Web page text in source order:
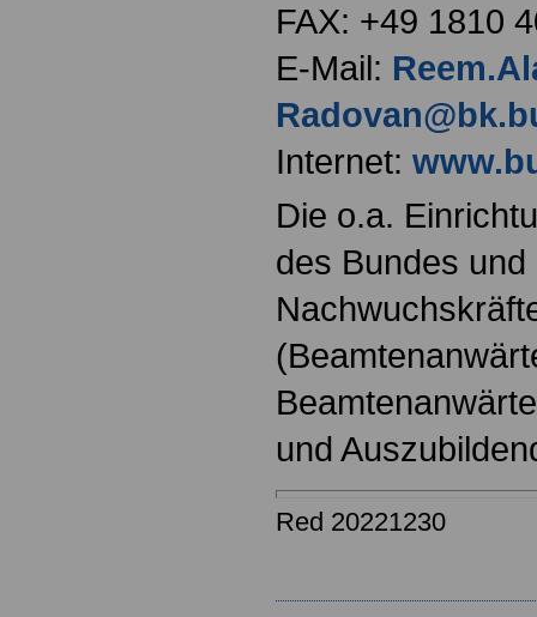
FAX: +49 1810
E-Mail:
Internet:
Die o.a.
des Bundes und
und
Red 20221230